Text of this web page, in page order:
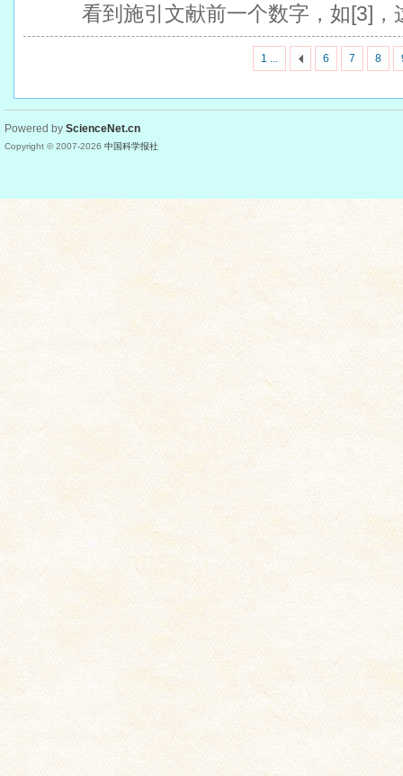
看到施引文献前一个数字，如[3]，
1 ... 6 7 8
Powered by ScienceNet.cn
Copyright © 2007-2026 中国科学报社